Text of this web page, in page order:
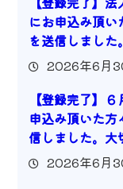
にお申込み頂い
を送信しました
2026年6月
【登録完了】
申込み頂いた
信しました。大
2026年6月